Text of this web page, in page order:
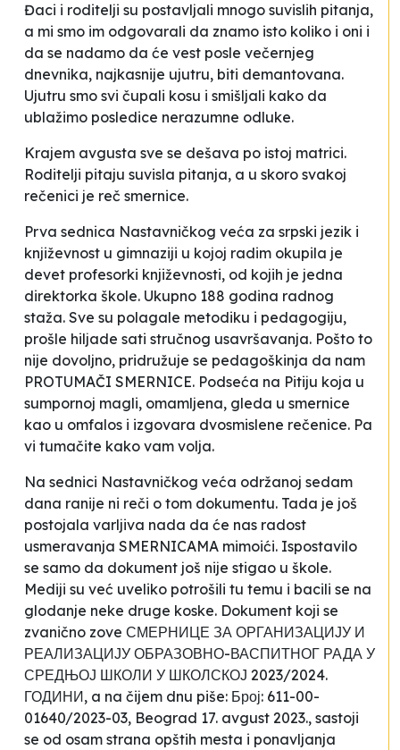
Đaci i roditelji su postavljali mnogo suvislih pitanja,
a mi smo im odgovarali da znamo isto koliko i oni i
da se nadamo da će vest posle večernjeg
dnevnika, najkasnije ujutru, biti demantovana.
Ujutru smo svi čupali kosu i smišljali kako da
ublažimo posledice nerazumne odluke.
Krajem avgusta sve se dešava po istoj matrici.
Roditelji pitaju suvisla pitanja, a u skoro svakoj
rečenici je reč smernice.
Prva sednica Nastavničkog veća za srpski jezik i
književnost u gimnaziji u kojoj radim okupila je
devet profesorki književnosti, od kojih je jedna
direktorka škole. Ukupno 188 godina radnog
staža. Sve su polagale metodiku i pedagogiju,
prošle hiljade sati stručnog usavršavanja. Pošto to
nije dovoljno, pridružuje se pedagoškinja da nam
PROTUMAČI SMERNICE. Podseća na Pitiju koja u
sumpornoj magli, omamljena, gleda u smernice
kao u omfalos i izgovara dvosmislene rečenice. Pa
vi tumačite kako vam volja.
Na sednici Nastavničkog veća održanoj sedam
dana ranije ni reči o tom dokumentu. Tada je još
postojala varljiva nada da će nas radost
usmeravanja SMERNICAMA mimoići. Ispostavilo
se samo da dokument još nije stigao u škole.
Mediji su već uveliko potrošili tu temu i bacili se na
glodanje neke druge koske. Dokument koji se
zvanično zove СМЕРНИЦЕ ЗА ОРГАНИЗАЦИЈУ И
РЕАЛИЗАЦИЈУ ОБРАЗОВНО-ВАСПИТНОГ РАДА У
СРЕДЊОЈ ШКОЛИ У ШКОЛСКОЈ 2023/2024.
ГОДИНИ, a na čijem dnu piše: Број: 611-00-
01640/2023-03, Beograd 17. avgust 2023., sastoji
se od osam strana opštih mesta i ponavljanja